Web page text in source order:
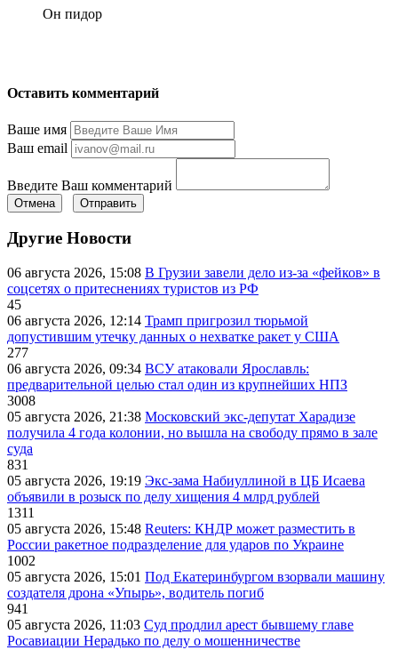
Он пидор
Оставить комментарий
Ваше имя
Ваш email
Введите Ваш комментарий
Отмена Отправить
Другие Новости
06 августа 2026, 15:08 В Грузии завели дело из-за «фейков» в
соцсетях о притеснениях туристов из РФ
45
06 августа 2026, 12:14 Трамп пригрозил тюрьмой
допустившим утечку данных о нехватке ракет у США
277
06 августа 2026, 09:34 ВСУ атаковали Ярославль:
предварительной целью стал один из крупнейших НПЗ
3008
05 августа 2026, 21:38 Московский экс-депутат Харадизе
получила 4 года колонии, но вышла на свободу прямо в зале
суда
831
05 августа 2026, 19:19 Экс-зама Набиуллиной в ЦБ Исаева
объявили в розыск по делу хищения 4 млрд рублей
1311
05 августа 2026, 15:48 Reuters: КНДР может разместить в
России ракетное подразделение для ударов по Украине
1002
05 августа 2026, 15:01 Под Екатеринбургом взорвали машину
создателя дрона «Упырь», водитель погиб
941
05 августа 2026, 11:03 Суд продлил арест бывшему главе
Росавиации Нерадько по делу о мошенничестве